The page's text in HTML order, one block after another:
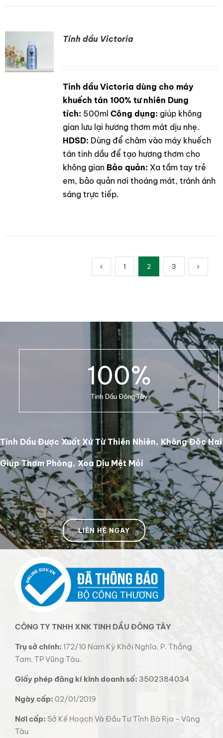
Tinh dầu Victoria
Tinh dầu Victoria dùng cho máy
khuếch tán 100% tư nhiên Dung
tích: 500ml Công dụng: giúp không
gian lưu lại hương thơm mát dịu nhẹ.
HDSD: Dùng để châm vào máy khuếch
tán tinh dầu để tạo hương thơm cho
không gian Bảo quản: Xa tầm tay trẻ
em, bảo quản nơi thoáng mát, tránh ánh
sáng trực tiếp.
1 2 3
100%
Tinh Dầu Đông Tây
Tinh Dầu Được Xuất Xứ Từ Thiên Nhiên, Không Độc Hại
Giúp Thơm Phòng, Xoa Dịu Mệt Mỏi
LIÊN HỆ NGAY
CÔNG TY TNHH XNK TINH DẦU ĐÔNG TÂY
Trụ sở chính: 172/10 Nam Kỳ Khởi Nghĩa, P. Thắng
Tam, TP Vũng Tàu.
Giấy phép đăng kí kinh doanh số: 3502384034
Ngày cấp: 02/01/2019
Nơi cấp: Sở Kế Hoạch Và Đầu Tư Tỉnh Bà Rịa - Vũng
Tàu